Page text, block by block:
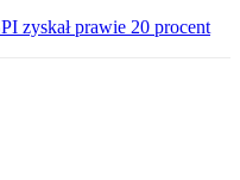
zyskał prawie 20 procent